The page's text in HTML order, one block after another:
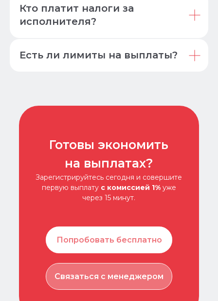
Кто платит налоги за
исполнителя?
Есть ли лимиты на выплаты?
Готовы экономить
на выплатах?
Зарегистрируйтесь сегодня и совершите
первую выплату с комиссией 1%уже
через 15 минут.
Связаться с менеджером
Попробовать бесплатно